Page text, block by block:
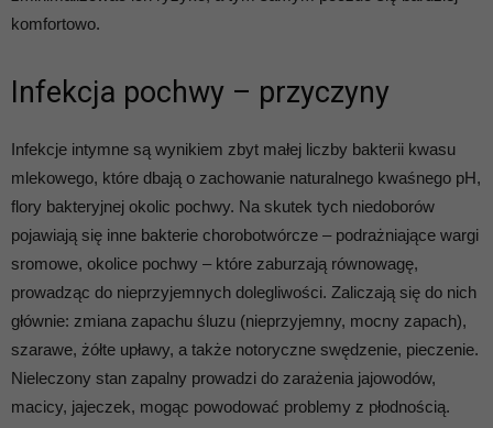
komfortowo.
Infekcja pochwy – przyczyny
Infekcje intymne są wynikiem zbyt małej liczby bakterii kwasu
mlekowego, które dbają o zachowanie naturalnego kwaśnego pH,
flory bakteryjnej okolic pochwy. Na skutek tych niedoborów
pojawiają się inne bakterie chorobotwórcze – podrażniające wargi
sromowe, okolice pochwy – które zaburzają równowagę,
prowadząc do nieprzyjemnych dolegliwości. Zaliczają się do nich
głównie: zmiana zapachu śluzu (nieprzyjemny, mocny zapach),
szarawe, żółte upławy, a także notoryczne swędzenie, pieczenie.
Nieleczony stan zapalny prowadzi do zarażenia jajowodów,
macicy, jajeczek, mogąc powodować problemy z płodnością.